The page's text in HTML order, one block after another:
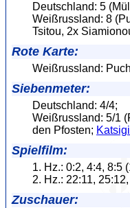
Deutschland: 5
Weißrussland: 8
Tsitou, 2x
Rote Karte:
Weißrussland:
Siebenmeter:
Deutschland: 4/4;
Weißrussland: 5/1
den Pfosten;
Spielfilm:
1. Hz.: 0:2, 4:4, 8:5
2. Hz.: 22:11,
Zuschauer: